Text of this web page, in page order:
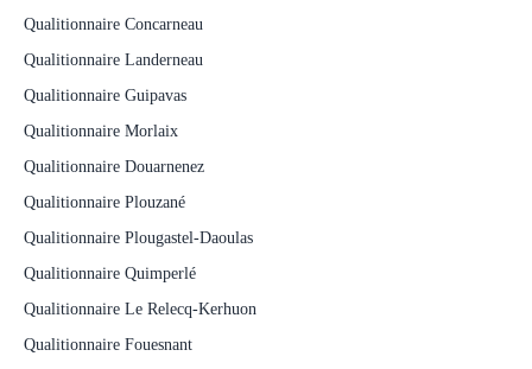
Qualitionnaire Concarneau
Qualitionnaire Landerneau
Qualitionnaire Guipavas
Qualitionnaire Morlaix
Qualitionnaire Douarnenez
Qualitionnaire Plouzané
Qualitionnaire Plougastel-Daoulas
Qualitionnaire Quimperlé
Qualitionnaire Le Relecq-Kerhuon
Qualitionnaire Fouesnant